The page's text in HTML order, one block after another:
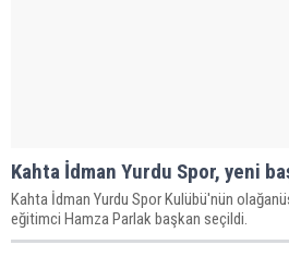
Kahta İdman Yurdu Spor, yeni
Kahta İdman Yurdu Spor Kulübü'nün
eğitimci Hamza Parlak başkan seçildi.